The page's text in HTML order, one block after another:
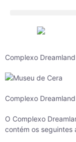
Complexo Dreamland
Complexo Dreamland
O Complexo
contém os seguintes